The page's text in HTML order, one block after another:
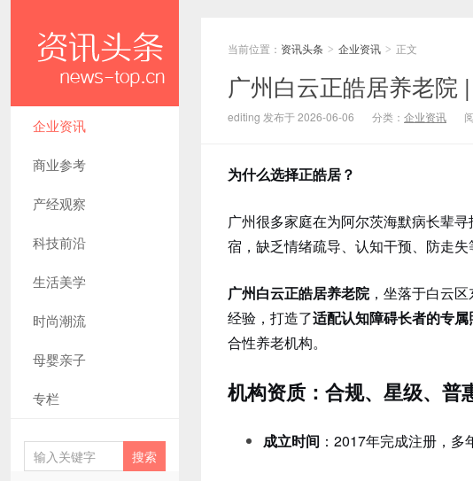
企业资讯
商业参考
产经观察
科技前沿
生活美学
时尚潮流
母婴亲子
专栏
当前位置： 资讯头条 > 企业资讯 > 正文
广州白云正皓居养老院
editing 发布于 2026-06-06 分类： 企业资讯
为什么选择正皓居？
广州很多家庭在为阿尔茨海默病长辈
宿，缺乏情绪疏导、认知干预、防走失
广州白云正皓居养老院 ，坐落于白云
经验，打造了适配认知障碍长者的专
合性养老机构。
机构资质：合规、星级、普
成立时间 ：2017年完成注册，多